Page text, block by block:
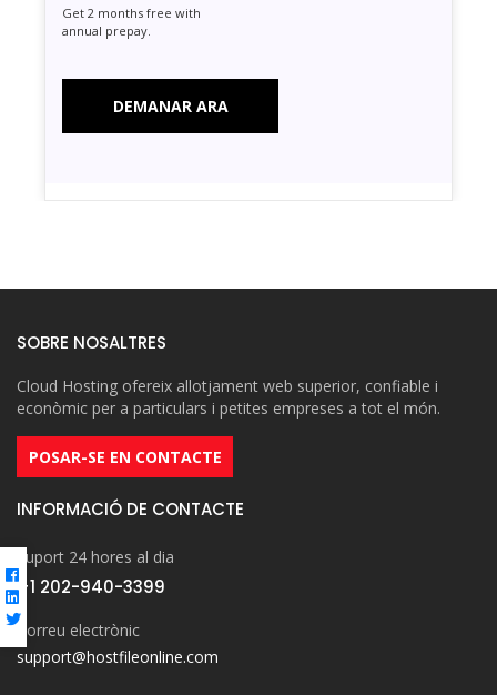
Get 2 months free with
annual prepay.
DEMANAR ARA
SOBRE NOSALTRES
Cloud Hosting ofereix allotjament web superior, confiable i
econòmic per a particulars i petites empreses a tot el món.
POSAR-SE EN CONTACTE
INFORMACIÓ DE CONTACTE
Suport 24 hores al dia
+1 202-940-3399
Correu electrònic
support@hostfileonline.com